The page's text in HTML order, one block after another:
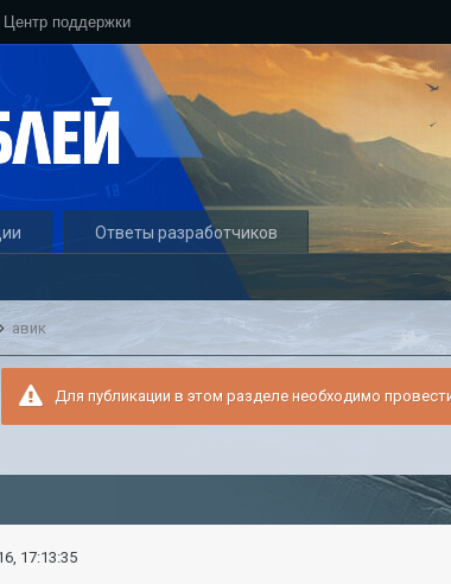
Центр поддержки
Ответы разработчиков
авик
Для публикации в этом разделе необходимо
17:13:35